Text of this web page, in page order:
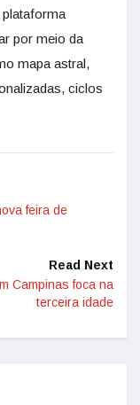
por meio da
mapa astral,
ciclos
feira de
Read Next
Campinas foca na
terceira idade